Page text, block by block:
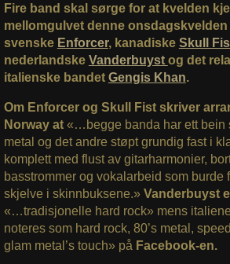
Fire band skal sørge for at kvelden
mellomgulvet denne
svenske Enforcer, kanadiske Skull
nederlandske Vanderbuyst og det
italienske bandet Gengis Khan.
Om Enforcer og Skull Fist skriver
Norway at«…begge banda har ett bein
metal og det andre støpt grundig fast i
komplett med flust av gitarharmonier,
basstrommer og vokalarbeid som burde
skjelve i skinnbuksene.»Vanderbuyst
«…tradisjonelle hard rock» mens
noteres som hard rock, 80’s metal,
glam metal’s touch» på Facebook-en.